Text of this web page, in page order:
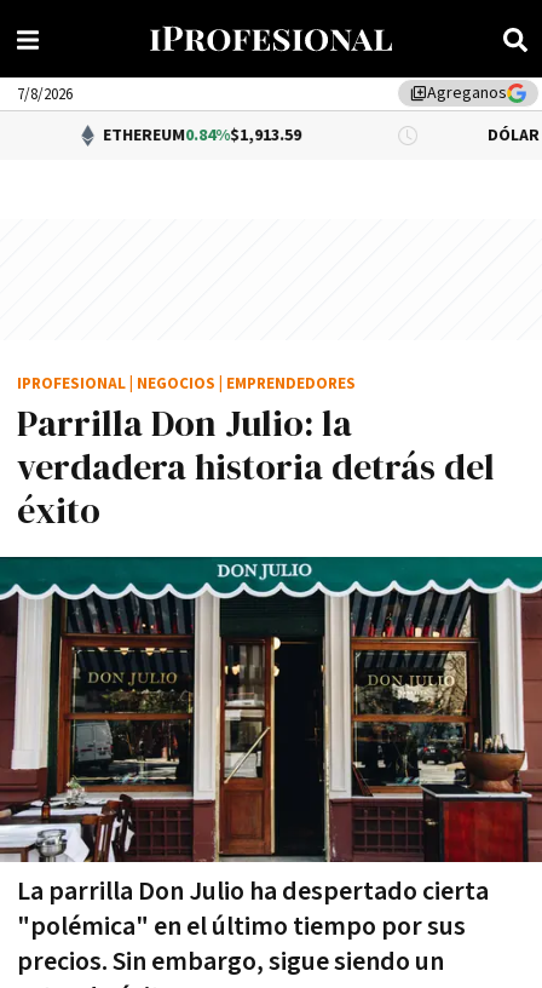
library_addAgreganos
7/8/2026
ETHEREUM0.84%$1,913.59 DÓLAR BNA 0.34%
Parrilla Don Julio: la
verdadera historia detrás del
éxito
La parrilla Don Julio ha despertado cierta
"polémica" en el último tiempo por sus
precios. Sin embargo, sigue siendo un
IPROFESIONAL NEGOCIOS EMPRENDEDORES